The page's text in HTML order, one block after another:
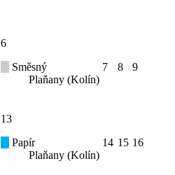
6
Směsný
Plaňany (Kolín)
7 8 9
13
Papír
Plaňany (Kolín)
14 15 16